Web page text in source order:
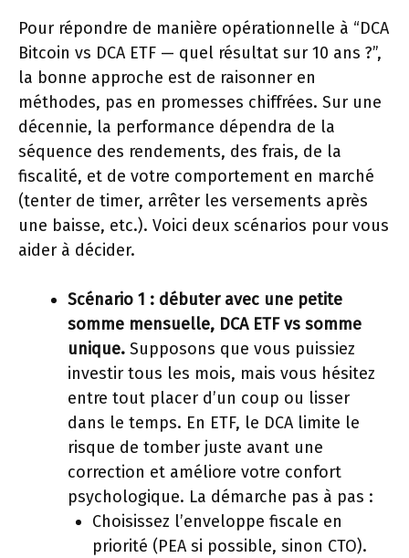
Pour répondre de manière opérationnelle à “DCA
Bitcoin vs DCA ETF — quel résultat sur 10 ans ?”,
la bonne approche est de raisonner en
méthodes, pas en promesses chiffrées. Sur une
décennie, la performance dépendra de la
séquence des rendements, des frais, de la
fiscalité, et de votre comportement en marché
(tenter de timer, arrêter les versements après
une baisse, etc.). Voici deux scénarios pour vous
aider à décider.
Scénario 1 : débuter avec une petite
somme mensuelle, DCA ETF vs somme
unique. Supposons que vous puissiez
investir tous les mois, mais vous hésitez
entre tout placer d’un coup ou lisser
dans le temps. En ETF, le DCA limite le
risque de tomber juste avant une
correction et améliore votre confort
psychologique. La démarche pas à pas :
Choisissez l’enveloppe fiscale en
priorité (PEA si possible, sinon CTO).